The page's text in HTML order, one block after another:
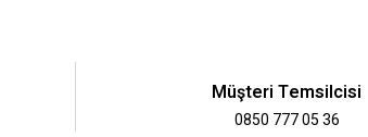
Müşteri Temsilcisi
0850 777 05 36